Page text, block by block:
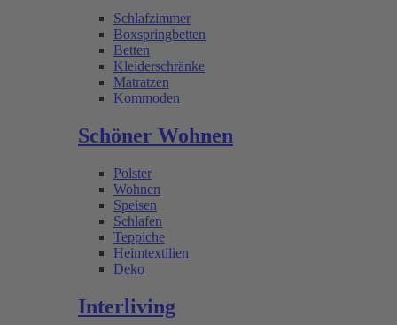
Schlafzimmer
Boxspringbetten
Betten
Kleiderschränke
Matratzen
Kommoden
Schöner Wohnen
Polster
Wohnen
Speisen
Schlafen
Teppiche
Heimtextilien
Deko
Interliving